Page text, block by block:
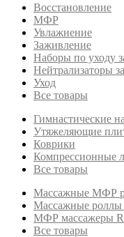
Восстановление
МФР
Увлажнение
Заживление
Наборы по уходу
Нейтрализаторы
Уход
Все товары
Гимнастические
Утяжеляющие
Коврики
Компрессионные
Все товары
Массажные МФР
Массажные роллы
МФР массажеры
Все товары